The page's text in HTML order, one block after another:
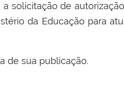
solicitação de
da Educação para
de sua publicação.